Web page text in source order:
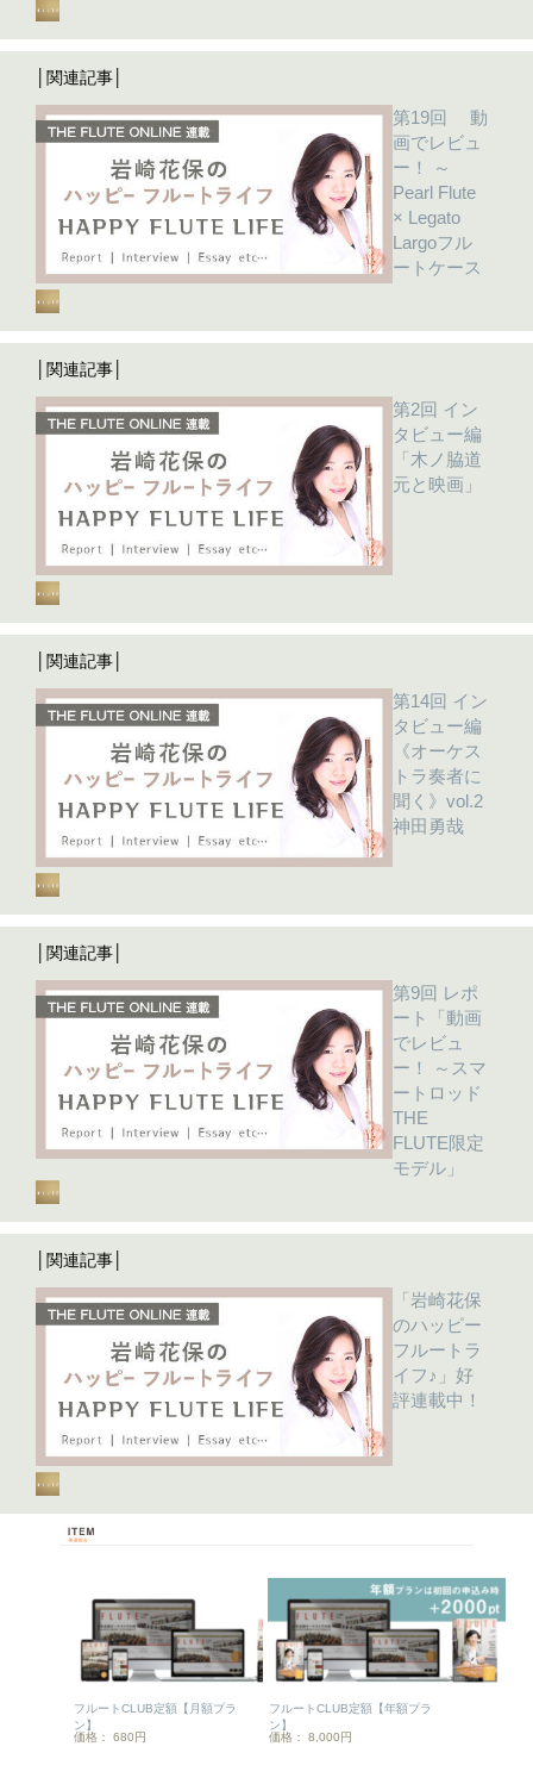
│関連記事│
第19回 動
画でレビュ
ー！ ～
Pearl Flute
× Legato
Largoフル
ートケース
│関連記事│
第2回 イン
タビュー編
「木ノ脇道
元と映画」
│関連記事│
第14回 イン
タビュー編
《オーケス
トラ奏者に
聞く》vol.2
神田勇哉
│関連記事│
第9回 レポ
ート「動画
でレビュ
ー！ ～スマ
ートロッド
THE
FLUTE限定
モデル」
│関連記事│
「岩崎花保
のハッピー
フルートラ
イフ♪」好
評連載中！
フルートCLUB定額【月額プラ
ン】
価格： 680円
フルートCLUB定額【年額プラ
ン】
価格： 8,000円